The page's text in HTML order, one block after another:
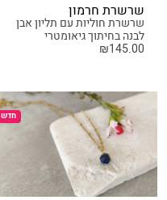
שרשרת חרמון
שרשרת חוליות עם תליון אבן
לבנה בחיתוך גיאומטרי
₪145.00
חדש